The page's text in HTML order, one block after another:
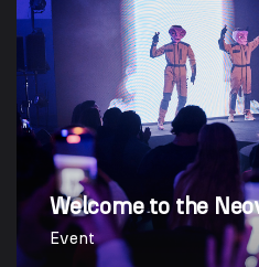
Welcome to the
Event